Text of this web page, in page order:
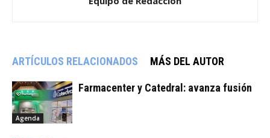
ARTÍCULOS RELACIONADOS MÁS DEL AUTOR
Agenda
Farmacenter y Catedral: avanza fusión